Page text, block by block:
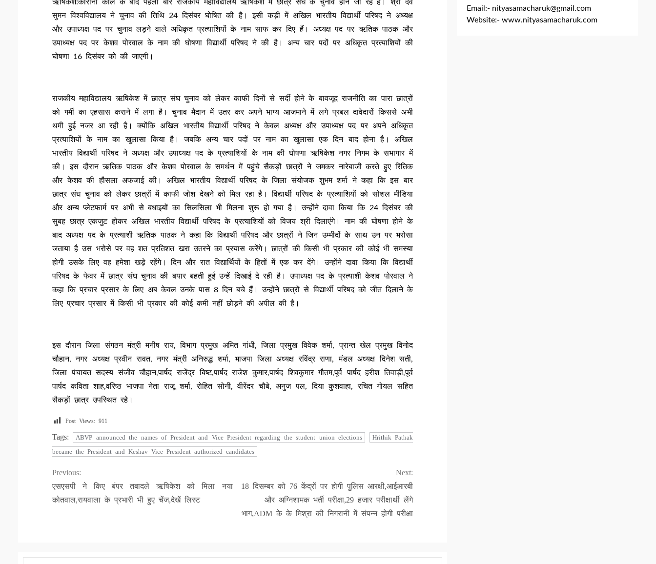
ऋषिकेश:कोरोना काल के बाद पहली बार राजकीय महाविद्यालय ऋषिकेश में छात्र संघ के चुनाव होने जा रहे हैं। श्री देव
सुमन विश्वविद्यालय ने चुनाव की तिथि 24 दिसंबर घोषित की है। इसी कड़ी में अखिल भारतीय विद्यार्थी परिषद ने अध्यक्ष
और उपाध्यक्ष पद पर चुनाव लड़ने वाले अधिकृत प्रत्याशियों के नाम साफ कर दिए हैं। अध्यक्ष पद पर ऋतिक पाठक और
उपाध्यक्ष पद पर केशव पोरवाल के नाम की घोषणा विद्यार्थी परिषद ने की है। अन्य चार पदों पर अधिकृत प्रत्याशियों की
घोषणा 16 दिसंबर को की जाएगी।
राजकीय महाविद्यालय ऋषिकेश में छात्र संघ चुनाव को लेकर काफी दिनों से सर्दी होने के बावजूद राजनीति का पारा छात्रों
को गर्मी का एहसास कराने में लगा है। चुनाव मैदान में उतर कर अपने भाग्य आजमाने में लगे प्रबल दावेदारों किससे अभी
थमी हुई नजर आ रही है। क्योंकि अखिल भारतीय विद्यार्थी परिषद ने केवल अध्यक्ष और उपाध्यक्ष पद पर अपने अधिकृत
प्रत्याशियों के नाम का खुलासा किया है। जबकि अन्य चार पदों पर नाम का खुलासा एक दिन बाद होना है। अखिल
भारतीय विद्यार्थी परिषद ने अध्यक्ष और उपाध्यक्ष पद के प्रत्याशियों के नाम की घोषणा ऋषिकेश नगर निगम के सभागार में
की। इस दौरान ऋतिक पाठक और केशव पोरवाल के समर्थन में पहुंचे सैकड़ों छात्रों ने जमकर नारेबाजी करते हुए रितिक
और केशव की हौसला अफजाई की। अखिल भारतीय विद्यार्थी परिषद के जिला संयोजक शुभम शर्मा ने कहा कि इस बार
छात्र संघ चुनाव को लेकर छात्रों में काफी जोश देखने को मिल रहा है। विद्यार्थी परिषद के प्रत्याशियों को सोशल मीडिया
और अन्य प्लेटफार्म पर अभी से बधाइयों का सिलसिला भी मिलना शुरू हो गया है। उन्होंने दावा किया कि 24 दिसंबर की
सुबह छात्र एकजुट होकर अखिल भारतीय विद्यार्थी परिषद के प्रत्याशियों को विजय श्री दिलाएंगे। नाम की घोषणा होने के
बाद अध्यक्ष पद के प्रत्याशी ऋतिक पाठक ने कहा कि विद्यार्थी परिषद और छात्रों ने जिन उम्मीदों के साथ उन पर भरोसा
जताया है उस भरोसे पर वह शत प्रतिशत खरा उतरने का प्रयास करेंगे। छात्रों की किसी भी प्रकार की कोई भी समस्या
होगी उसके लिए वह हमेशा खड़े रहेंगे। दिन और रात विद्यार्थियों के हितों में एक कर देंगे। उन्होंने दावा किया कि विद्यार्थी
परिषद के फेवर में छात्र संघ चुनाव की बयार बहती हुई उन्हें दिखाई दे रही है। उपाध्यक्ष पद के प्रत्याशी केशव पोरवाल ने
कहा कि प्रचार प्रसार के लिए अब केवल उनके पास 8 दिन बचे हैं। उन्होंने छात्रों से विद्यार्थी परिषद को जीत दिलाने के
लिए प्रचार प्रसार में किसी भी प्रकार की कोई कमी नहीं छोड़ने की अपील की है।
इस दौरान जिला संगठन मंत्री मनीष राय, विभाग प्रमुख अमित गांधी, जिला प्रमुख विवेक शर्मा, प्रान्त खेल प्रमुख विनोद
चौहान, नगर अध्यक्ष प्रवीन रावत, नगर मंत्री अनिरुद्ध शर्मा, भाजपा जिला अध्यक्ष रविंद्र राणा, मंडल अध्यक्ष दिनेश सती,
जिला पंचायत सदस्य संजीव चौहान,पार्षद राजेंद्र बिष्ट,पार्षद राजेश कुमार,पार्षद शिवकुमार गौतम,पूर्व पार्षद हरीश तिवाड़ी,पूर्व
पार्षद कविता शाह,वरिष्ठ भाजपा नेता राजू शर्मा, रोहित सोनी, वीरेंदर चौबे, अनुज पल, दिया कुशवाहा, रचित गोयल सहित
सैकड़ों छात्र उपस्थित रहे।
Post Views: 911
Tags: ABVP announced the names of President and Vice President regarding the student union elections
Hrithik Pathak
became the President and Keshav Vice President authorized candidates
Continue
Reading
Previous:
एसएसपी ने किए बंपर तबादले ऋषिकेश को मिला नया
कोतवाल,रायवाला के प्रभारी भी हुए चेंज,देखें लिस्ट
Next:
18 दिसम्बर को 76 केंद्रों पर होगी पुलिस आरक्षी,आईआरबी
और अग्निशामक भर्ती परीक्षा,29 हजार परीक्षार्थी लेंगे
भाग,ADM के के मिश्रा की निगरानी में संपन्न होगी परीक्षा
Email:- nityasamacharuk@gmail.com
Website:- www.nityasamacharuk.com